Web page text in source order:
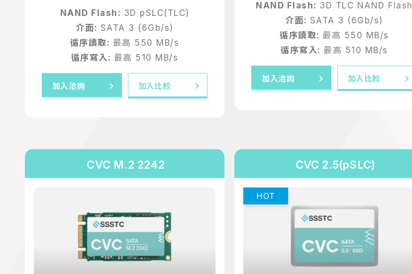
NAND Flash: 3D pSLC(TLC)
介面: SATA 3 (6Gb/s)
循序讀取: 最高 550 MB/s
循序寫入: 最高 510 MB/s
加入洽詢 加入比較
NAND Flash: 3D TLC NAND Flash
介面: SATA 3 (6Gb/s)
循序讀取: 最高 550 MB/s
循序寫入: 最高 510 MB/s
加入洽詢 加入比較
CVC M.2 2242 CVC 2.5(pSLC)